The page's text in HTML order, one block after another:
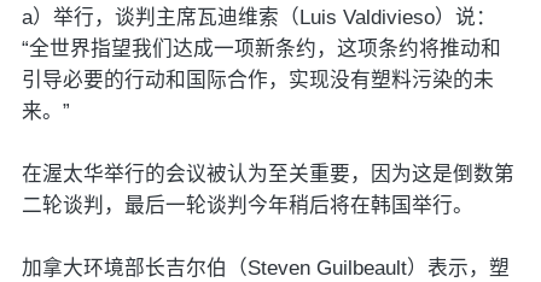
a）举行，谈判主席瓦迪维索（Luis Valdivieso）说：
“全世界指望我们达成一项新条约，这项条约将推动和
引导必要的行动和国际合作，实现没有塑料污染的未
来。”
在渥太华举行的会议被认为至关重要，因为这是倒数第
二轮谈判，最后一轮谈判今年稍后将在韩国举行。
加拿大环境部长吉尔伯（Steven Guilbeault）表示，塑